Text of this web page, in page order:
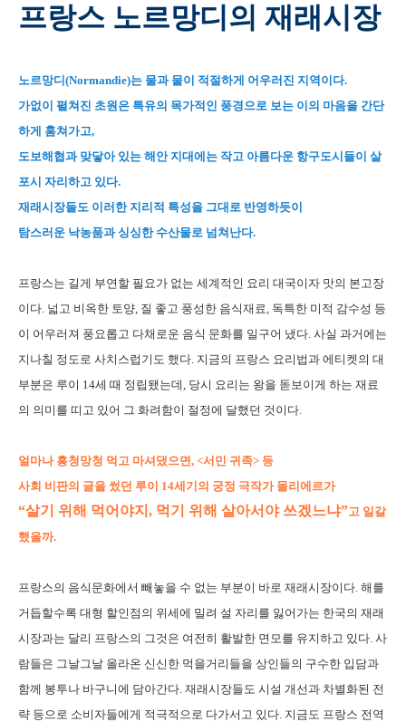
프랑스 노르망디의 재래시장
노르망디(Normandie)는 물과 뭍이 적절하게 어우러진 지역이다.
가없이 펼쳐진 초원은 특유의 목가적인 풍경으로 보는 이의 마음을 간단
하게 훔쳐가고,
도보해협과 맞닿아 있는 해안 지대에는 작고 아름다운 항구도시들이 살
포시 자리하고 있다.
재래시장들도 이러한 지리적 특성을 그대로 반영하듯이
탐스러운 낙농품과 싱싱한 수산물로 넘쳐난다.
프랑스는 길게 부연할 필요가 없는 세계적인 요리 대국이자 맛의 본고장
이다. 넓고 비옥한 토양, 질 좋고 풍성한 음식재료, 독특한 미적 감수성 등
이 어우러져 풍요롭고 다채로운 음식 문화를 일구어 냈다. 사실 과거에는
지나칠 정도로 사치스럽기도 했다. 지금의 프랑스 요리법과 에티켓의 대
부분은 루이 14세 때 정립됐는데, 당시 요리는 왕을 돋보이게 하는 재료
의 의미를 띠고 있어 그 화려함이 절정에 달했던 것이다.
얼마나 흥청망청 먹고 마셔댔으면, <서민 귀족> 등
사회 비판의 글을 썼던 루이 14세기의 궁정 극작가 몰리에르가
“살기 위해 먹어야지, 먹기 위해 살아서야 쓰겠느냐”고 일갈
했을까.
프랑스의 음식문화에서 빼놓을 수 없는 부분이 바로 재래시장이다. 해를
거듭할수록 대형 할인점의 위세에 밀려 설 자리를 잃어가는 한국의 재래
시장과는 달리 프랑스의 그것은 여전히 활발한 면모를 유지하고 있다. 사
람들은 그날그날 올라온 신신한 먹을거리들을 상인들의 구수한 입담과
함께 봉투나 바구니에 담아간다. 재래시장들도 시설 개선과 차별화된 전
략 등으로 소비자들에게 적극적으로 다가서고 있다. 지금도 프랑스 전역